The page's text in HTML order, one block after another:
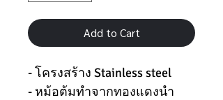
Add to Cart
- โครงสร้าง Stainless steel
- หม้อต้มทำจากทองแดงนำ